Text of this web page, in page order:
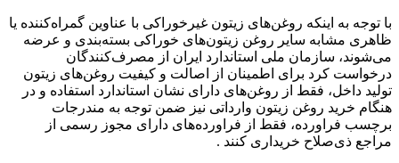
با توجه به اینکه روغن‌های زیتون غیرخوراکی با عناوین گمراه‌کننده یا
ظاهری مشابه سایر روغن‌ زیتون‌های خوراکی بسته‌بندی و عرضه
می‌شوند، سازمان ملی استاندارد ایران از مصرف‌کنندگان
درخواست کرد برای اطمینان از اصالت و کیفیت روغن‌های زیتون
تولید داخل، فقط از روغن‌های دارای نشان استاندارد استفاده و در
هنگام خرید روغن زیتون وارداتی نیز ضمن توجه به مندرجات
برچسب فراورده، فقط از فراورده‌های دارای مجوز رسمی از
مراجع ذی‌صلاح خریداری کنند .